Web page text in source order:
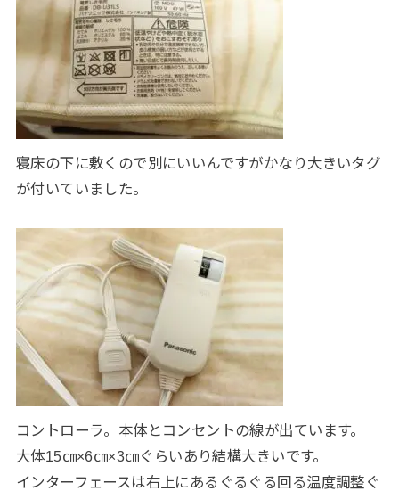
寝床の下に敷くので別にいいんですがかなり大きいタグ
が付いていました。
コントローラ。本体とコンセントの線が出ています。
大体15㎝×6㎝×3㎝ぐらいあり結構大きいです。
インターフェースは右上にあるぐるぐる回る温度調整ぐ